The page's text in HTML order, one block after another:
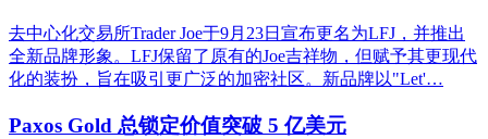
去中心化交易所Trader Joe于9月23日宣布更名为LFJ，并推出
全新品牌形象。LFJ保留了原有的Joe吉祥物，但赋予其更现代
化的装扮，旨在吸引更广泛的加密社区。新品牌以"Let'…
Paxos Gold 总锁定价值突破 5 亿美元